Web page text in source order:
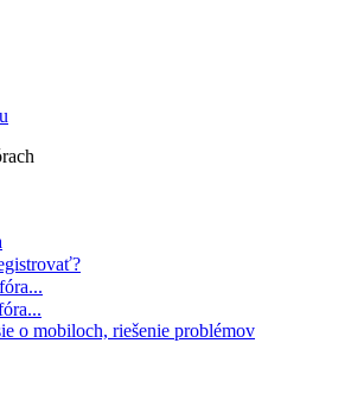
o mobiloch, riešenie problémov